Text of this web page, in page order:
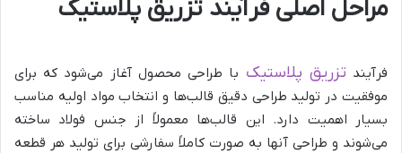
مراحل اصلی فرآیند تزریق پلاستیک
فرآیند تزریق پلاستیک با طراحی محصول آغاز می‌شود که برای
موفقیت در تولید طراحی دقیق قالب‌ها و انتخاب مواد اولیه مناسب
بسیار اهمیت دارد. این قالب‌ها معمولاً از جنس فولاد ساخته
می‌شوند و طراحی آنها به صورت کاملاً سفارشی برای تولید هر قطعه